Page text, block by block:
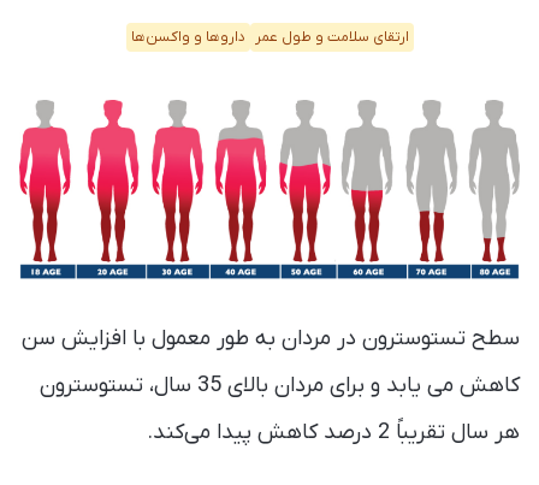
ارتقای سلامت و طول عمر دارو‌ها و واکسن‌ها
سطح تستوسترون در مردان به طور معمول با افزایش سن
کاهش می یابد و برای مردان بالای 35 سال، تستوسترون
هر سال تقریباً 2 درصد کاهش پیدا می‌کند.